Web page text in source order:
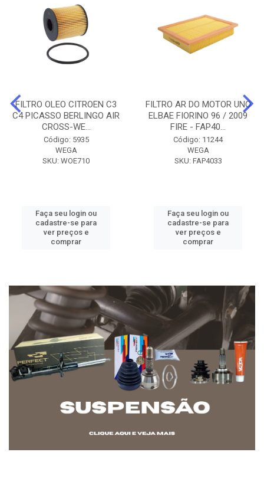
FILTRO OLEO CITROEN C3
C4 PICASSO BERLINGO AIR
CROSS-WE...
Código: 5935
WEGA
SKU: WOE710
Faça seu login ou
cadastre-se para
ver preços e
comprar
FILTRO AR DO MOTOR UNO
ELBAE FIORINO 96 / 2009
FIRE - FAP40...
Código: 11244
WEGA
SKU: FAP4033
Faça seu login ou
cadastre-se para
ver preços e
comprar